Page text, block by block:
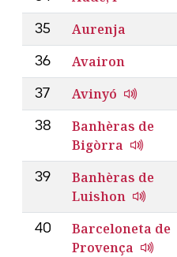
35 Aurenja
36 Avairon
37 Avinyó
38
Banhèras de
Bigòrra
39
Banhèras de
Luishon
40
Barceloneta de
Provença